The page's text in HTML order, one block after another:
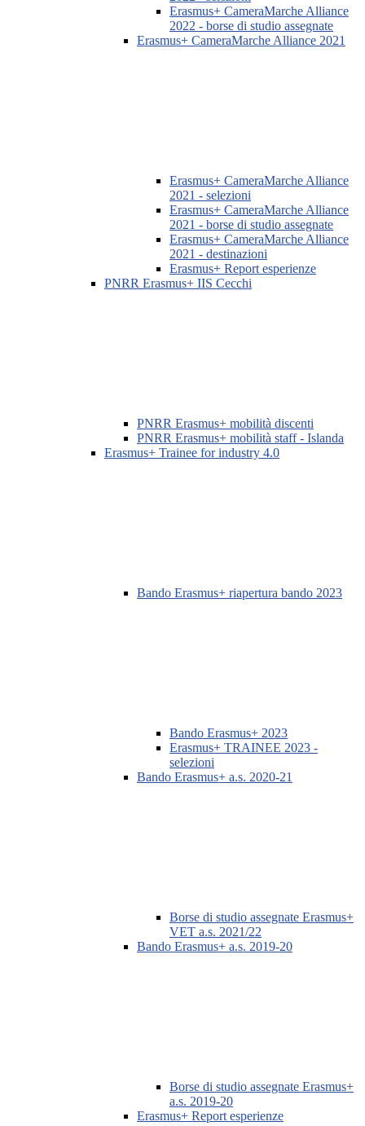
Erasmus+ CameraMarche Alliance
2022 - borse di studio assegnate
Erasmus+ CameraMarche Alliance 2021
Erasmus+ CameraMarche Alliance
2021 - selezioni
Erasmus+ CameraMarche Alliance
2021 - borse di studio assegnate
Erasmus+ CameraMarche Alliance
2021 - destinazioni
Erasmus+ Report esperienze
PNRR Erasmus+ IIS Cecchi
PNRR Erasmus+ mobilità discenti
PNRR Erasmus+ mobilità staff - Islanda
Erasmus+ Trainee for industry 4.0
Bando Erasmus+ riapertura bando 2023
Bando Erasmus+ 2023
Erasmus+ TRAINEE 2023 -
selezioni
Bando Erasmus+ a.s. 2020-21
Borse di studio assegnate Erasmus+
VET a.s. 2021/22
Bando Erasmus+ a.s. 2019-20
Borse di studio assegnate Erasmus+
a.s. 2019-20
Erasmus+ Report esperienze